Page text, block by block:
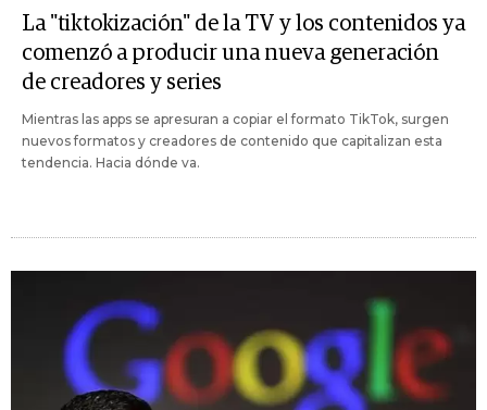
La "tiktokización" de la TV y los contenidos ya
comenzó a producir una nueva generación
de creadores y series
Mientras las apps se apresuran a copiar el formato TikTok, surgen
nuevos formatos y creadores de contenido que capitalizan esta
tendencia. Hacia dónde va.